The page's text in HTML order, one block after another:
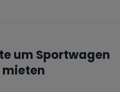
um Sportwagen
mieten